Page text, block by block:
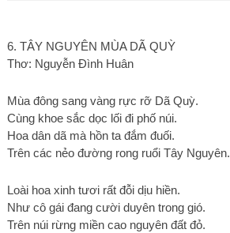
6. TÂY NGUYÊN MÙA DÃ QUỲ
Thơ: Nguyễn Đình Huân
Mùa đông sang vàng rực rỡ Dã Quỳ.
Cùng khoe sắc dọc lối đi phố núi.
Hoa dân dã mà hồn ta đắm đuối.
Trên các nẻo đường rong ruổi Tây Nguyên.
Loài hoa xinh tươi rất đỗi dịu hiền.
Như cô gái đang cười duyên trong gió.
Trên núi rừng miền cao nguyên đất đỏ.